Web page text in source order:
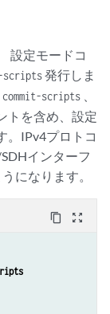
設定モードコ
scripts発行しま
scripts
トを含め、設定
。IPv4プロトコ
インターフ
になります。
content_copy zoom_out_map